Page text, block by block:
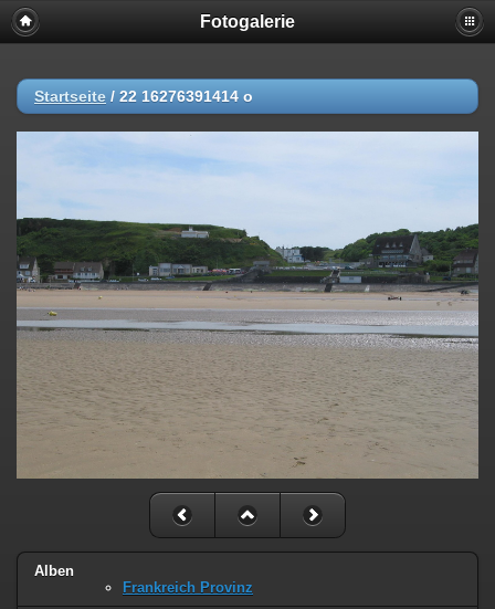
Fotogalerie
Startseite / 22 16276391414 o
Alben
Frankreich Provinz